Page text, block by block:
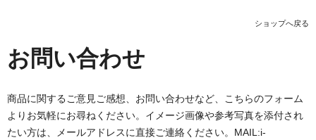
ショップへ戻る
お問い合わせ
商品に関するご意見ご感想、お問い合わせなど、こちらのフォーム
よりお気軽にお尋ねください。イメージ画像や参考写真を添付され
たい方は、メールアドレスに直接ご連絡ください。MAIL:i-